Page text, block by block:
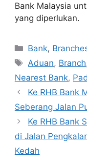
Bank Malaysia
yang diperlukan.
Categories
Bank,
Tags
Aduan, Branch
Nearest Bank,
Ke RHB Bank
Seberang Jalan
Ke RHB Bank
di Jalan
Kedah